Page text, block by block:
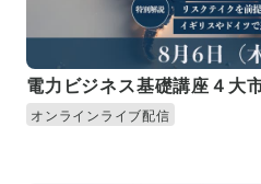
電力ビジネス基礎講座４大
オンラインライブ配信